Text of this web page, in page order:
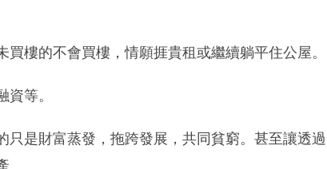
樓的不會買樓，情願捱貴租或繼續躺平住公屋。
等。
是財富蒸發，拖跨發展，共同貧窮。甚至讓透過